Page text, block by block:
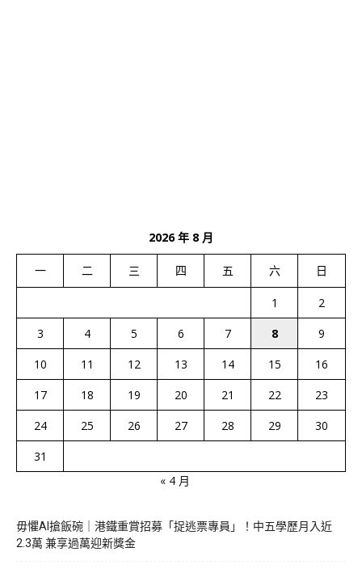
2026 年 8 月
一 二 三 四 五 六 日
1
2
3
4 5 6 7 8
9
10
11 12 13 14 15
16
17
18 19 20 21 22
23
24
25 26 27 28 29
30
31
« 4 月
毋懼AI搶飯碗｜港鐵重賞招募「捉逃票專員」！中五學歷月入近
2.3萬 兼享過萬迎新獎金